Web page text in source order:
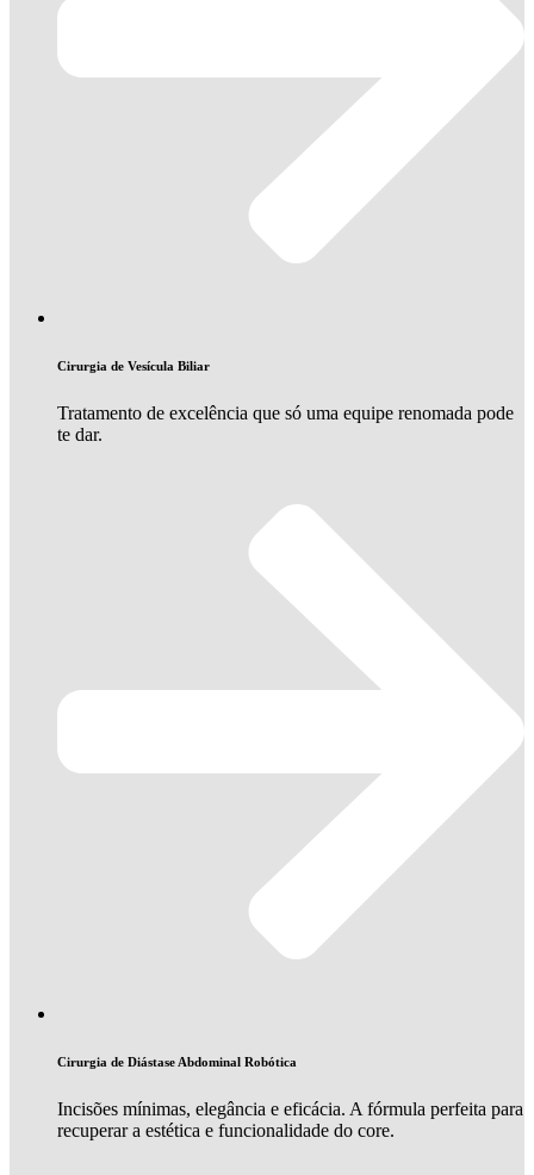
Cirurgia de Vesícula Biliar
Tratamento de excelência que só uma equipe renomada pode
te dar.
Cirurgia de Diástase Abdominal Robótica
Incisões mínimas, elegância e eficácia. A fórmula perfeita para
recuperar a estética e funcionalidade do core.